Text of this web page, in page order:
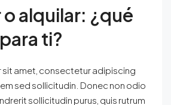
alquilar: ¿qué
ti?
sit amet, consectetur adipiscing
sed sollicitudin. Donec non odio
sollicitudin purus, quis rutrum